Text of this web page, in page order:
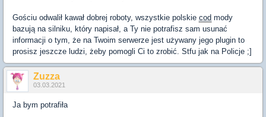
Gościu odwalił kawał dobrej roboty, wszystkie polskie cod mody
bazują na silniku, który napisał, a Ty nie potrafisz sam usunać
informacji o tym, że na Twoim serwerze jest używany jego plugin to
prosisz jeszcze ludzi, żeby pomogli Ci to zrobić. Stfu jak na Policje ;]
Zuzza
03.03.2021
Ja bym potrafiła